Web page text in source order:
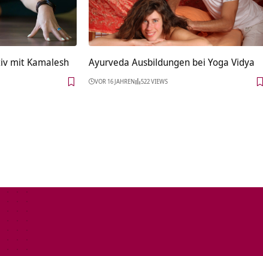
mit Kamalesh Ayurveda Ausbildungen bei Yoga Vidya
VOR 16 JAHREN 522 VIEWS